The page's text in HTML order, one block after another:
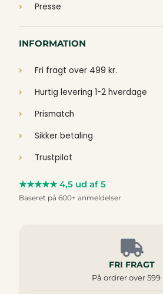
Presse
INFORMATION
Fri fragt over 499 kr.
Hurtig levering 1-2 hverdage
Prismatch
Sikker betaling
Trustpilot
★★★★★ 4,5 ud af 5
Baseret på 600+ anmeldelser
FRI FRAGT
På ordrer over 599